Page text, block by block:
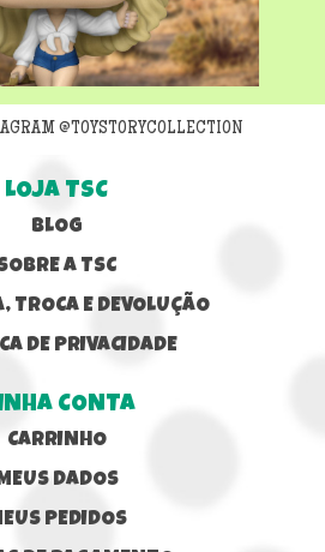
Next
@TOYSTORYCOLLECTION
LOJA TSC
BLOG
A TSC
TROCA E DEVOLUÇÃO
DE PRIVACIDADE
CONTA
CARRINHO
DADOS
PEDIDOS